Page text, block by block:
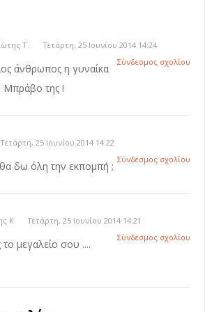
Τ.
Τετάρτη, 25 Ιουνίου 2014 14:24
Σύνδεσμος σχολίου
άνθρωπος η γυναίκα
Μπράβο της !
Τετάρτη, 25 Ιουνίου 2014 14:22
Σύνδεσμος σχολίου
δω όλη την εκπομπή ;
Κ
Τετάρτη, 25 Ιουνίου 2014 14:21
Σύνδεσμος σχολίου
το μεγαλείο σου ....